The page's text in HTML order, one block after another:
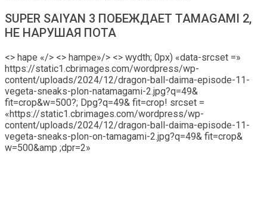
SUPER SAIYAN 3 ПОБЕЖДАЕТ TAMAGAMI 2,
НЕ НАРУШАЯ ПОТА
<> hape «/> <> hampe»/> <> wydth; 0px) «data-srcset =»
https://static1.cbrimages.com/wordpress/wp-
content/uploads/2024/12/dragon-ball-daima-episode-11-
vegeta-sneaks-plon-natamagami-2.jpg?q=49&
fit=crop&w=500?; Dpg?q=49& fit=crop! srcset =
«https://static1.cbrimages.com/wordpress/wp-
content/uploads/2024/12/dragon-ball-daima-episode-11-
vegeta-sneaks-plon-on-tamagami-2.jpg?q=49& fit=crop&
w=500&amp ;dpr=2»